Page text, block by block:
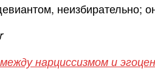
неизбирательно;
нарциссизмом и